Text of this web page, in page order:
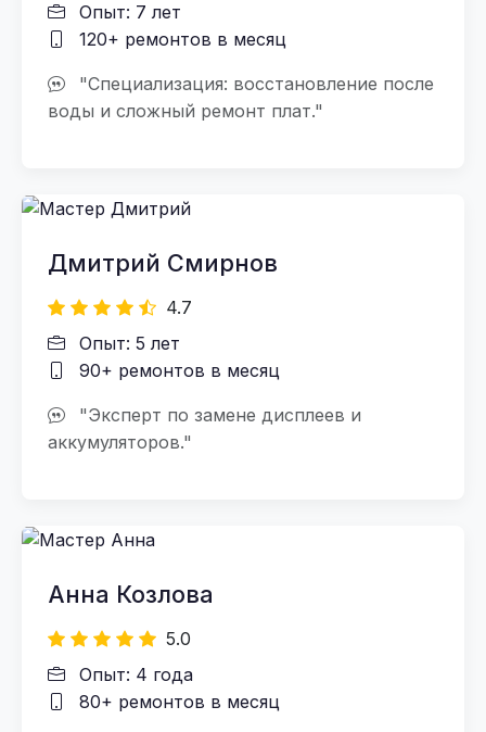
Опыт: 7 лет
120+ ремонтов в месяц
"Специализация: восстановление после
воды и сложный ремонт плат."
Дмитрий Смирнов
4.7
Опыт: 5 лет
90+ ремонтов в месяц
"Эксперт по замене дисплеев и
аккумуляторов."
Анна Козлова
5.0
Опыт: 4 года
80+ ремонтов в месяц